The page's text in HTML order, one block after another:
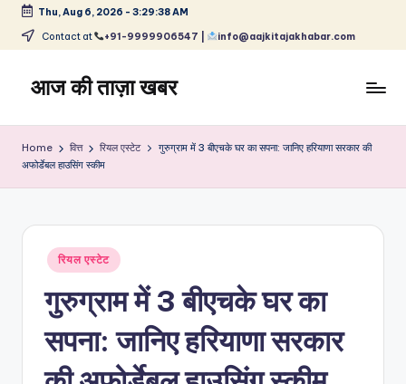
Skip
content
Thu, Aug 6, 2026 - 3:29:38 AM
Contact at +91-9999906547 | info@aajkitajakhabar.com
आज की ताज़ा खबर
ताज़ा
खेल,
और
Home वित्त रियल एस्टेट
गुरुग्राम में 3 बीएचके घर का सपना: जानिए हरियाणा सरकार की
अफोर्डेबल हाउसिंग स्‍कीम
Posted
in
रियल एस्टेट
गुरुग्राम में 3 बीएचके घर का
सपना: जानिए हरियाणा सरकार